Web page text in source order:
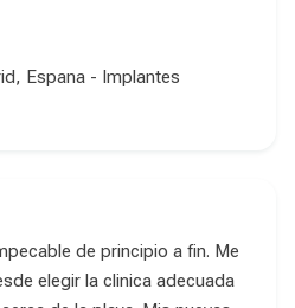
Espana - Implantes
de principio a fin. Me
elegir la clinica adecuada